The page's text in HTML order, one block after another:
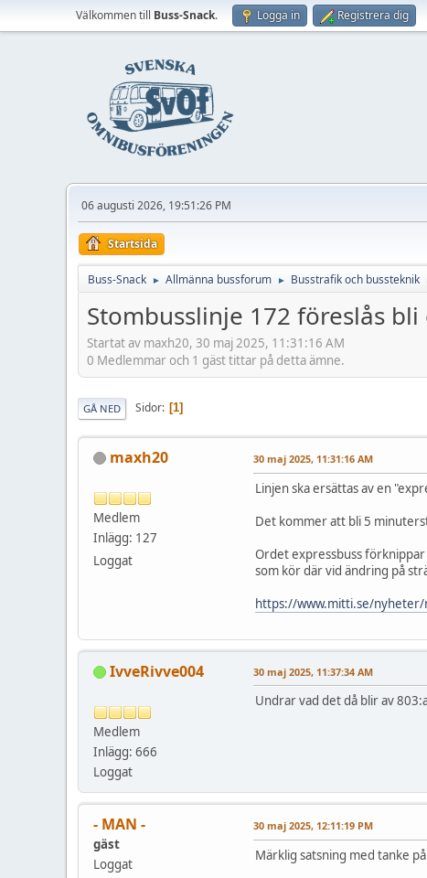
Välkommen till Buss-Snack. Logga in Registrera dig
06 augusti 2026, 19:51:26 PM
Startsida
Buss-Snack ► Allmänna bussforum ► Busstrafik och bussteknik
Stombusslinje 172 föreslås
Startat av maxh20, 30 maj 2025, 11:31:16 AM
0 Medlemmar och 1 gäst tittar på detta ämne.
GÅ NED Sidor 1
maxh20
Medlem
Inlägg: 127
Loggat
30 maj 2025, 11:31:16 AM
Linjen ska ersättas av en
Det kommer att bli 5
Ordet expressbuss
som kör där vid ändring på
https://www.mitti.se/nyheter/
IvveRivve004
Medlem
Inlägg: 666
Loggat
30 maj 2025, 11:37:34 AM
Undrar vad det då blir av
- MAN -
gäst
Loggat
30 maj 2025, 12:11:19 PM
Märklig satsning med tanke